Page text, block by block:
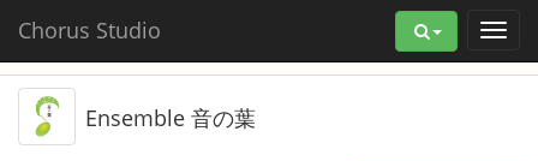
Chorus Studio
Ensemble 音の葉